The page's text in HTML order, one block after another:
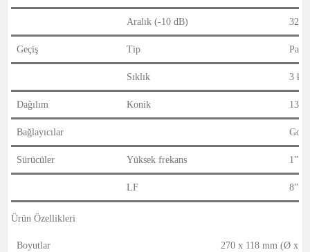
Aralık (-10 dB) 32
Geçiş Tip
Sıklık 3
Dağılım Konik 135°
Bağlayıcılar
Sürücüler Yüksek frekans 1”
LF 8”
Ürün Özellikleri
Boyutlar 270 x 118 mm (Ø x